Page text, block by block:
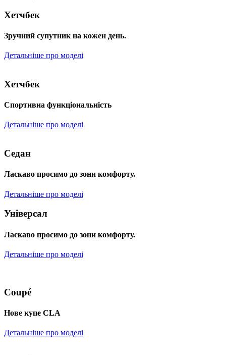
Хетчбек
Зручний супутник на кожен день.
Детальніше про моделі
Хетчбек
Спортивна функціональність
Детальніше про моделі
Седан
Ласкаво просимо до зони комфорту.
Детальніше про моделі
Універсал
Ласкаво просимо до зони комфорту.
Детальніше про моделі
Coupé
Нове купе CLA
Детальніше про моделі